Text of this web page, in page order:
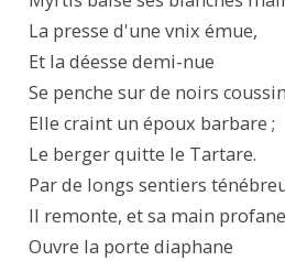
La presse d'une vnix émue,
Et la déesse demi-nue
Se penche sur de noirs
Elle craint un époux barbare ;
Le berger quitte le Tartare.
Par de longs sentiers
Il remonte, et sa main profane
Ouvre la porte diaphane